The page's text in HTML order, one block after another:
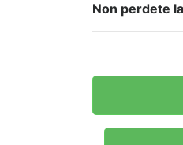
Non perdete